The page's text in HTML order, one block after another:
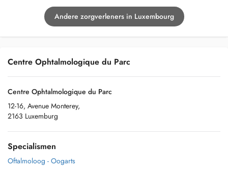
Andere zorgverleners in Luxembourg
Centre Ophtalmologique du Parc
Centre Ophtalmologique du Parc
12-16, Avenue Monterey,
2163 Luxemburg
Specialismen
Oftalmoloog - Oogarts